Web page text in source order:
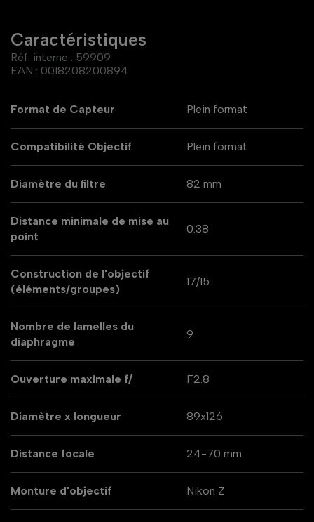
Caractéristiques
Réf. interne : 59909
EAN : 0018208200894
Format de Capteur Plein format
Compatibilité Objectif Plein format
Diamètre du filtre 82 mm
Distance minimale de mise au
point
0.38
Construction de l'objectif
(éléments/groupes)
17/15
Nombre de lamelles du
diaphragme
9
Ouverture maximale f/ F2.8
Diamètre x longueur 89x126
Distance focale 24-70 mm
Monture d'objectif Nikon Z